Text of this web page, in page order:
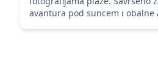
avantura pod suncem i obalne